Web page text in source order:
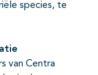
species, te
van Centra